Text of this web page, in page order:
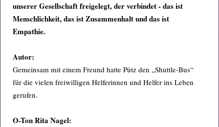
unserer Gesellschaft freigelegt, der verbindet - das ist
Menschlichkeit, das ist Zusammenhalt und das ist
Empathie.
Autor:
Gemeinsam mit einem Freund hatte Pütz den „Shuttle-Bus“
für die vielen freiwilligen Helferinnen und Helfer ins Leben
gerufen.
O-Ton Rita Nagel: